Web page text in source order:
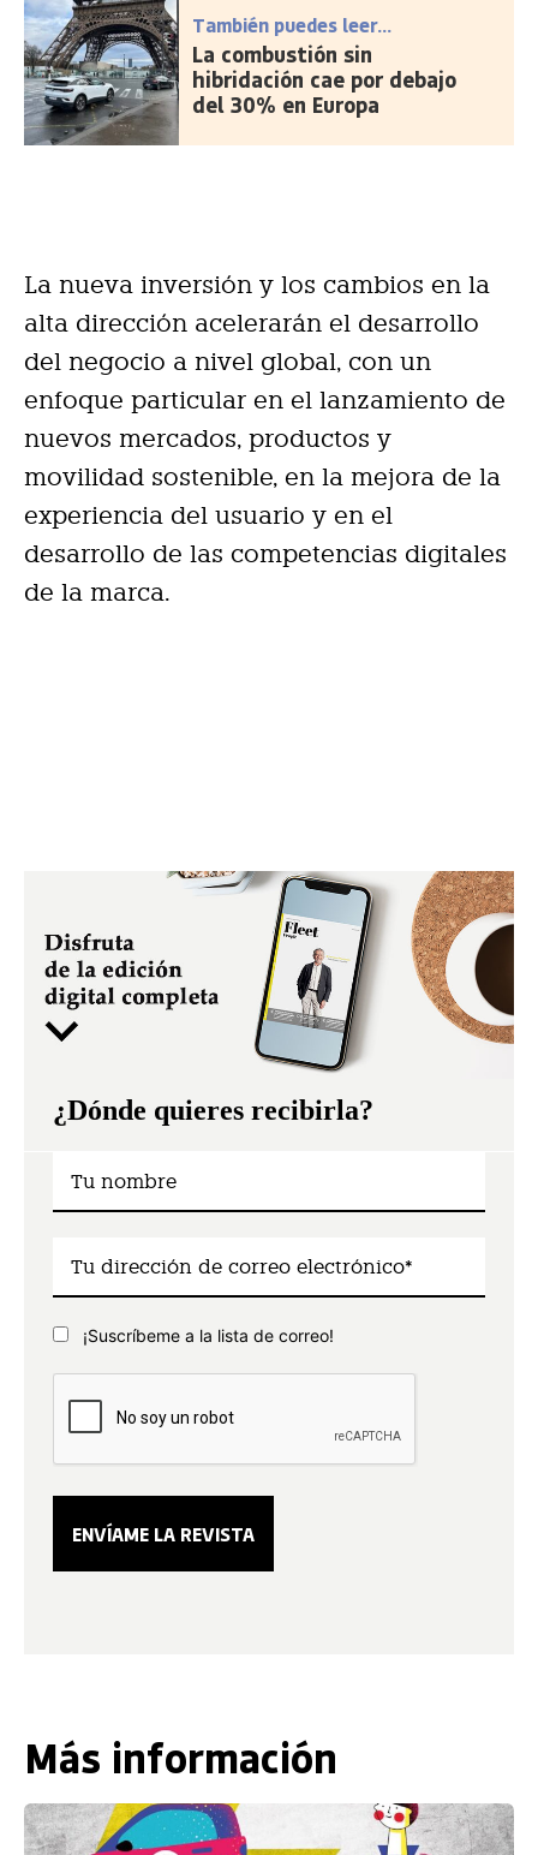
También puedes leer...
La combustión sin
hibridación cae por debajo
del 30% en Europa
La nueva inversión y los cambios en la
alta dirección acelerarán el desarrollo
del negocio a nivel global, con un
enfoque particular en el lanzamiento de
nuevos mercados, productos y
movilidad sostenible, en la mejora de la
experiencia del usuario y en el
desarrollo de las competencias digitales
de la marca.
¿Dónde quieres recibirla?
¡Suscríbeme a la lista de correo!
Más información